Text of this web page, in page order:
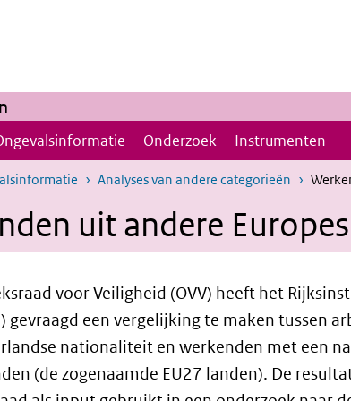
Onderzoek Instrumenten
Analyses van andere categorieën
uit andere
voor Veiligheid (OVV) heeft het
gevraagd een vergelijking te maken tussen
nationaliteit en werkenden met een
(de zogenaamde EU27 landen). De